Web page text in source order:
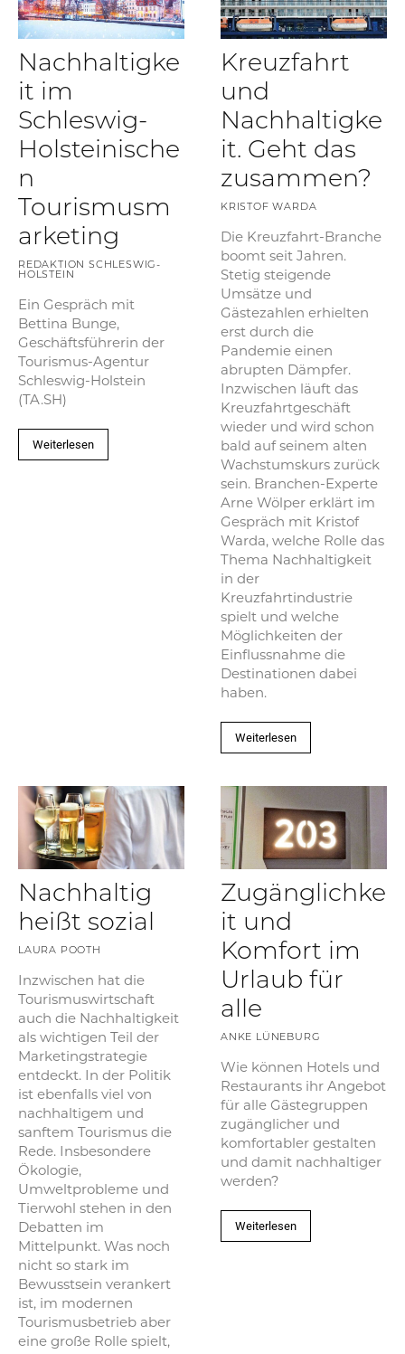
Nachhaltigke
it im
Schleswig-
Holsteinische
n
Tourismusm
arketing
REDAKTION SCHLESWIG-
HOLSTEIN
Ein Gespräch mit
Bettina Bunge,
Geschäftsführerin der
Tourismus-Agentur
Schleswig-Holstein
(TA.SH)
Weiterlesen
Kreuzfahrt
und
Nachhaltigke
it. Geht das
zusammen?
KRISTOF WARDA
Die Kreuzfahrt-Branche
boomt seit Jahren.
Stetig steigende
Umsätze und
Gästezahlen erhielten
erst durch die
Pandemie einen
abrupten Dämpfer.
Inzwischen läuft das
Kreuzfahrtgeschäft
wieder und wird schon
bald auf seinem alten
Wachstumskurs zurück
sein. Branchen-Experte
Arne Wölper erklärt im
Gespräch mit Kristof
Warda, welche Rolle das
Thema Nachhaltigkeit
in der
Kreuzfahrtindustrie
spielt und welche
Möglichkeiten der
Einflussnahme die
Destinationen dabei
haben.
Weiterlesen
Nachhaltig
heißt sozial
LAURA POOTH
Inzwischen hat die
Tourismuswirtschaft
auch die Nachhaltigkeit
als wichtigen Teil der
Marketingstrategie
entdeckt. In der Politik
ist ebenfalls viel von
nachhaltigem und
sanftem Tourismus die
Rede. Insbesondere
Ökologie,
Umweltprobleme und
Tierwohl stehen in den
Debatten im
Mittelpunkt. Was noch
nicht so stark im
Bewusstsein verankert
ist, im modernen
Tourismusbetrieb aber
eine große Rolle spielt,
Zugänglichke
it und
Komfort im
Urlaub für
alle
ANKE LÜNEBURG
Wie können Hotels und
Restaurants ihr Angebot
für alle Gästegruppen
zugänglicher und
komfortabler gestalten
und damit nachhaltiger
werden?
Weiterlesen